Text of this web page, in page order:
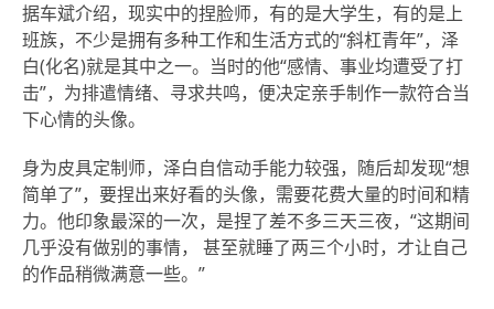
据车斌介绍，现实中的捏脸师，有的是大学生，有的是上
班族，不少是拥有多种工作和生活方式的“斜杠青年”，泽
白(化名)就是其中之一。当时的他“感情、事业均遭受了打
击”，为排遣情绪、寻求共鸣，便决定亲手制作一款符合当
下心情的头像。
身为皮具定制师，泽白自信动手能力较强，随后却发现“想
简单了”，要捏出来好看的头像，需要花费大量的时间和精
力。他印象最深的一次，是捏了差不多三天三夜，“这期间
几乎没有做别的事情， 甚至就睡了两三个小时，才让自己
的作品稍微满意一些。”